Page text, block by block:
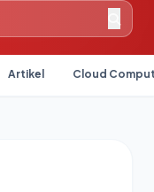
Artikel Cloud